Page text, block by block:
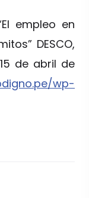
empleo en
DESCO,
de abril de
wp-